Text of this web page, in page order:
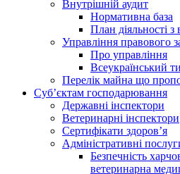
Внутрішній аудит
Нормативна база
План діяльності
Управління правового
Про управління
Всеукраїнський
Перелік майна що
Суб’єктам господарювання
Державні інспектори
Ветеринарні інспектори
Сертифікати здоров’я
Адміністративні
Безпечність
ветеринарна